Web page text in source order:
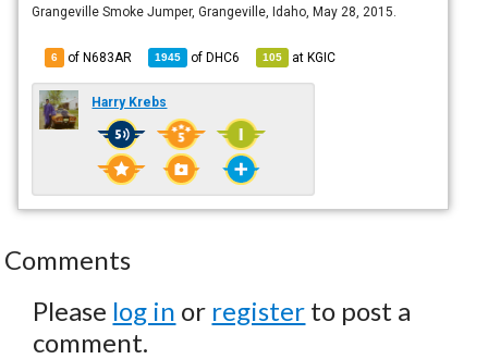
Grangeville Smoke Jumper, Grangeville, Idaho, May 28, 2015.
6 of N683AR 1945 ofDHC6 105 atKGIC
Harry Krebs
Comments
Please log in or register to post a
comment.